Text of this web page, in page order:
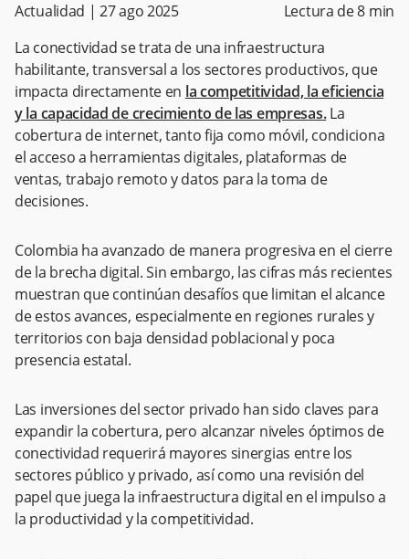
Actualidad | 27 ago 2025 Lectura de8 min
La conectividad se trata de una infraestructura
habilitante, transversal a los sectores productivos, que
impacta directamente en la competitividad, la eficiencia
y la capacidad de crecimiento de las empresas.La
cobertura de internet, tanto fija como móvil, condiciona
el acceso a herramientas digitales, plataformas de
ventas, trabajo remoto y datos para la toma de
decisiones.
Colombia ha avanzado de manera progresiva en el cierre
de la brecha digital. Sin embargo, las cifras más recientes
muestran que continúan desafíos que limitan el alcance
de estos avances, especialmente en regiones rurales y
territorios con baja densidad poblacional y poca
presencia estatal.
Las inversiones del sector privado han sido claves para
expandir la cobertura, pero alcanzar niveles óptimos de
conectividad requerirá mayores sinergias entre los
sectores público y privado, así como una revisión del
papel que juega la infraestructura digital en el impulso a
la productividad y la competitividad.